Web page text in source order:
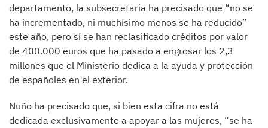
departamento, la subsecretaria ha precisado que “no se
ha incrementado, ni muchísimo menos se ha reducido”
este año, pero sí se han reclasificado créditos por valor
de 400.000 euros que ha pasado a engrosar los 2,3
millones que el Ministerio dedica a la ayuda y protección
de españoles en el exterior.
Nuño ha precisado que, si bien esta cifra no está
dedicada exclusivamente a apoyar a las mujeres, “se ha